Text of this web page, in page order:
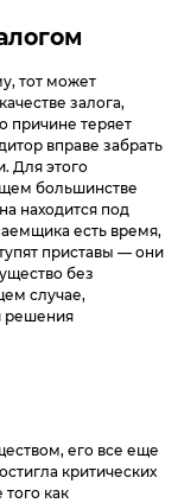
тот может
залога,
причине теряет
вправе забрать
Для этого
большинстве
находится под
есть время,
приставы — они
без
случае,
решения
его все еще
критических
как